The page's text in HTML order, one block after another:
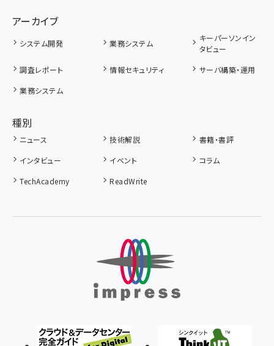
アーカイブ
システム開発 業務システム
キーパーソンイン
タビュー
調査レポート
情報セキュリティ
サーバ構築・運用
業務システム
種別
ニュース 技術解説
書籍・書評
インタビュー
イベント
コラム
TechAcademy
ReadWrite